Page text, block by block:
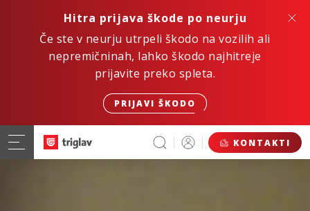
Hitra prijava škode po neurju
Če ste v neurju utrpeli škodo na vozilih ali
nepremičninah, lahko škodo najhitreje
prijavite preko spleta.
PRIJAVI ŠKODO
KONTAKTI